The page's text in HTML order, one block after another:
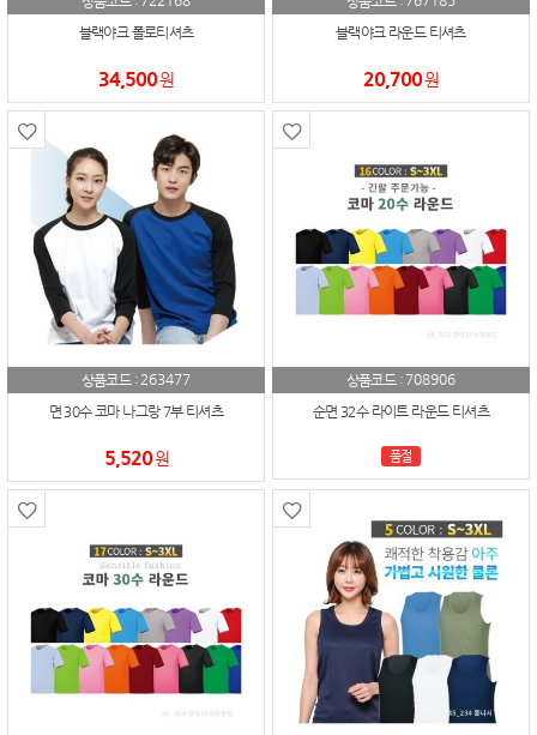
블랙야크 폴로티셔츠
34,500원
블랙야크 라운드 티셔츠
20,700원
상품코드 :263477
면 30수 코마 나그랑 7부 티셔츠
5,520원
상품코드 : 708906
순면 32수 라이트 라운드 티셔츠
품절